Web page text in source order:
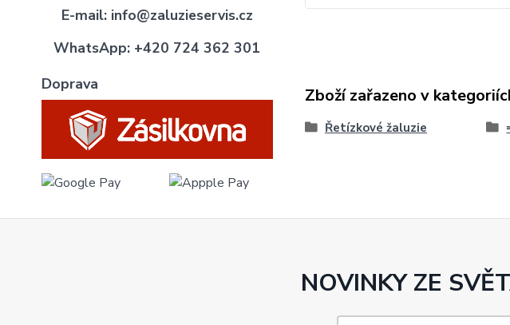
E-mail: info@zaluzieservis.cz
WhatsApp: +420 724 362 301
Doprava
Zboží zařazeno v
Řetízkové žaluzie
NOVINKY ZE